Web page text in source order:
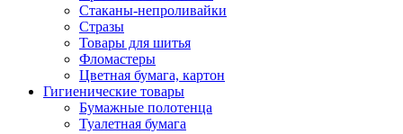
Стаканы-непроливайки
Стразы
Товары для шитья
Фломастеры
Цветная бумага, картон
Гигиенические товары
Бумажные полотенца
Туалетная бумага